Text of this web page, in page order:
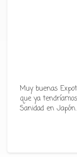
Muy buenas
que ya
Sanidad en